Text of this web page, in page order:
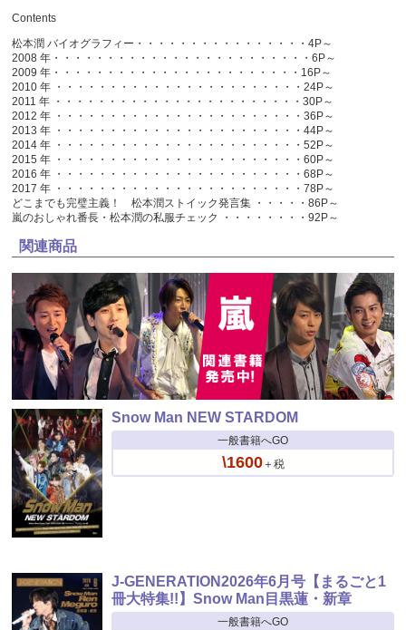
Contents
松本潤 バイオグラフィー・・・・・・・・・・・・・・・・4P～
2008 年・・・・・・・・・・・・・・・・・・・・・・・・6P～
2009 年・・・・・・・・・・・・・・・・・・・・・・・16P～
2010 年 ・・・・・・・・・・・・・・・・・・・・・・・24P～
2011 年 ・・・・・・・・・・・・・・・・・・・・・・・30P～
2012 年 ・・・・・・・・・・・・・・・・・・・・・・・36P～
2013 年 ・・・・・・・・・・・・・・・・・・・・・・・44P～
2014 年 ・・・・・・・・・・・・・・・・・・・・・・・52P～
2015 年 ・・・・・・・・・・・・・・・・・・・・・・・60P～
2016 年 ・・・・・・・・・・・・・・・・・・・・・・・68P～
2017 年 ・・・・・・・・・・・・・・・・・・・・・・・78P～
どこまでも完璧主義！ 松本潤ストイック発言集 ・・・・・86P～
嵐のおしゃれ番長・松本潤の私服チェック ・・・・・・・・92P～
関連商品
Snow Man NEW STARDOM
一般書籍へGO
\1600＋税
J-GENERATION2026年6月号【まるごと1
冊大特集!!】Snow Man目黒蓮・新章
一般書籍へGO